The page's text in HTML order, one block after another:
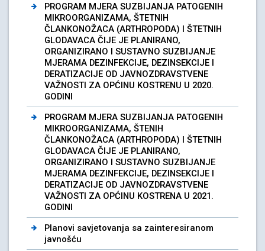
PROGRAM MJERA SUZBIJANJA PATOGENIH
MIKROORGANIZAMA, ŠTETNIH
ČLANKONOŽACA (ARTHROPODA) I ŠTETNIH
GLODAVACA ČIJE JE PLANIRANO,
ORGANIZIRANO I SUSTAVNO SUZBIJANJE
MJERAMA DEZINFEKCIJE, DEZINSEKCIJE I
DERATIZACIJE OD JAVNOZDRAVSTVENE
VAŽNOSTI ZA OPĆINU KOSTRENU U 2020.
GODINI
PROGRAM MJERA SUZBIJANJA PATOGENIH
MIKROORGANIZAMA, ŠTENIH
ČLANKONOŽACA (ARTHROPODA) I ŠTETNIH
GLODAVACA ČIJE JE PLANIRANO,
ORGANIZIRANO I SUSTAVNO SUZBIJANJE
MJERAMA DEZINFEKCIJE, DEZINSEKCIJE I
DERATIZACIJE OD JAVNOZDRAVSTVENE
VAŽNOSTI ZA OPĆINU KOSTRENA U 2021.
GODINI
Planovi savjetovanja sa zainteresiranom
javnošću